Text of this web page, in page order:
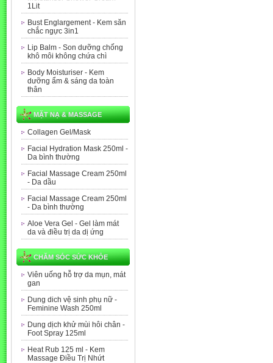
1Lit
Bust Englargement - Kem săn
chắc ngực 3in1
Lip Balm - Son dưỡng chống
khô môi không chứa chì
Body Moisturiser - Kem
dưỡng ẩm & sáng da toàn
thân
MẶT NẠ & MASSAGE
Collagen Gel/Mask
Facial Hydration Mask 250ml -
Da bình thường
Facial Massage Cream 250ml
- Da dầu
Facial Massage Cream 250ml
- Da bình thường
Aloe Vera Gel - Gel làm mát
da và điều trị da dị ứng
CHĂM SÓC SỨC KHỎE
Viên uống hỗ trợ da mụn, mát
gan
Dung dich vệ sinh phụ nữ -
Feminine Wash 250ml
Dung dịch khử mùi hôi chân -
Foot Spray 125ml
Heat Rub 125 ml - Kem
Massage Điều Trị Nhứt